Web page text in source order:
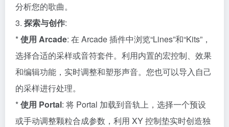
分析您的歌曲。
3. 探索与创作:
*使用 Arcade: 在 Arcade 插件中浏览“Lines”和“Kits”，
选择合适的采样或音符套件。利用内置的宏控制、效果
和编辑功能，实时调整和塑形声音。您也可以导入自己
的采样进行处理。
*使用 Portal: 将 Portal 加载到音轨上，选择一个预设
或手动调整颗粒合成参数，利用 XY 控制垫实时创造独